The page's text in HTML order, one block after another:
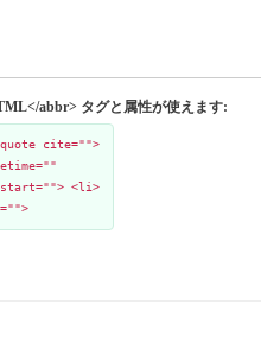
abbr> タグと属性が使えます:
cite="">
<li>